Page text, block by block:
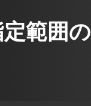
範囲の